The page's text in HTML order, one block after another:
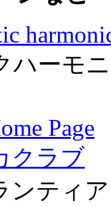
ハーモ
Page
クラブ
ンティ